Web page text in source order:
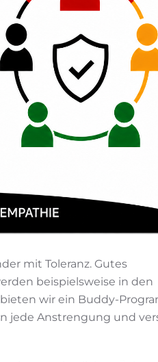
mit Toleranz. Gutes
beispielsweise in den
wir ein Buddy-
jede Anstrengung und